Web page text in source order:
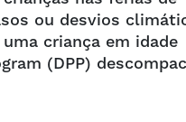
ou desvios
criança em idade
(DPP)